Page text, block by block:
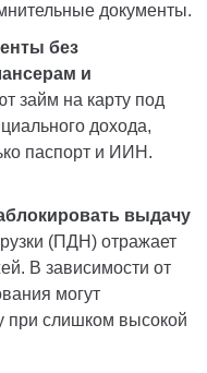
документы.
без
и
займ на карту под
дохода,
паспорт и ИИН.
выдачу
(ПДН) отражает
В зависимости от
могут
при слишком высокой